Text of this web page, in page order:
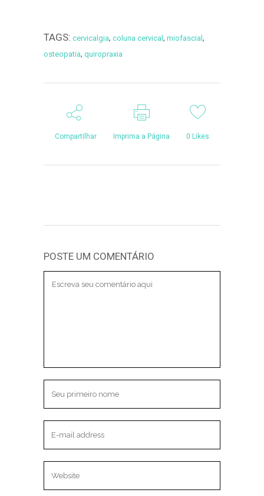
TAGS: cervicalgia, coluna cervical, miofascial,
osteopatia, quiropraxia
Compartilhar Imprima a Página 0 Likes
POSTE UM COMENTÁRIO